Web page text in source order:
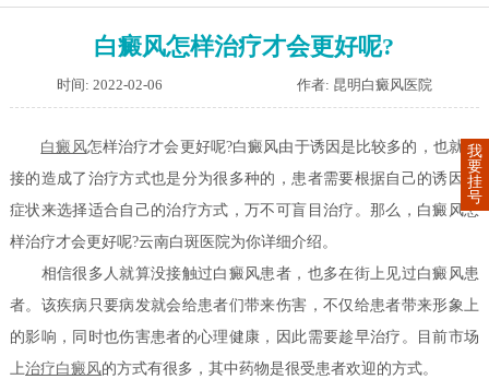
白癜风怎样治疗才会更好呢?
时间: 2022-02-06 作者: 昆明白癜风医院
白癜风怎样治疗才会更好呢?白癜风由于诱因是比较多的，也就间
接的造成了治疗方式也是分为很多种的，患者需要根据自己的诱因和
症状来选择适合自己的治疗方式，万不可盲目治疗。那么，白癜风怎
样治疗才会更好呢?云南白斑医院为你详细介绍。
相信很多人就算没接触过白癜风患者，也多在街上见过白癜风患
者。该疾病只要病发就会给患者们带来伤害，不仅给患者带来形象上
的影响，同时也伤害患者的心理健康，因此需要趁早治疗。目前市场
上治疗白癜风的方式有很多，其中药物是很受患者欢迎的方式。
我
要
挂
号